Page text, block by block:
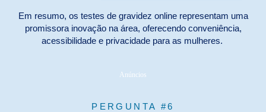
Em resumo, os testes de gravidez online representam uma
promissora inovação na área, oferecendo conveniência,
acessibilidade e privacidade para as mulheres. ​
PERGUNTA #6
Anúncios